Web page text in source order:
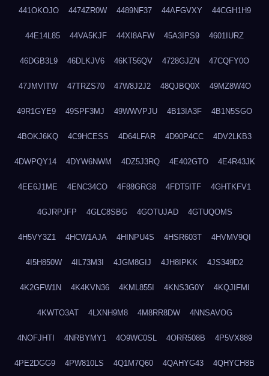
441OKOJO 4474ZR0W 4489NF37 44AFGVXY 44CGH1H9
44E14L85 44VA5KJF 44XI8AFW 45A3IPS9 4601IURZ
46DGB3L9 46DLKJV6 46KT56QV 4728GJZN 47CQFY0O
47JMVITW 47TRZS70 47W8J2J2 48QJBQ0X 49MZ8W4O
49R1GYE9 49SPF3MJ 49WWVPJU 4B13IA3F 4B1N5SGO
4BOKJ6KQ 4C9HCESS 4D64LFAR 4D90P4CC 4DV2LKB3
4DWPQY14 4DYW6NWM 4DZ5J3RQ 4E402GTO 4E4R43JK
4EE6J1ME 4ENC34CO 4F88GRG8 4FDT5ITF 4GHTKFV1
4GJRPJFP 4GLC8SBG 4GOTUJAD 4GTUQOMS
4H5VY3Z1 4HCW1AJA 4HINPU4S 4HSR603T 4HVMV9QI
4I5H850W 4IL73M3I 4JGM8GIJ 4JH8IPKK 4JS349D2
4K2GFW1N 4K4KVN36 4KML855I 4KNS3G0Y 4KQJIFMI
4KWTO3AT 4LXNH9M8 4M8RR8DW 4NNSAVOG
4NOFJHTI 4NRBYMY1 4O9WC0SL 4ORR508B 4P5VX889
4PE2DGG9 4PW810LS 4Q1M7Q60 4QAHYG43 4QHYCH8B